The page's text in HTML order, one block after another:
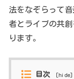
法をなぞらって
者とライブの共
ります。
目次 [hide]